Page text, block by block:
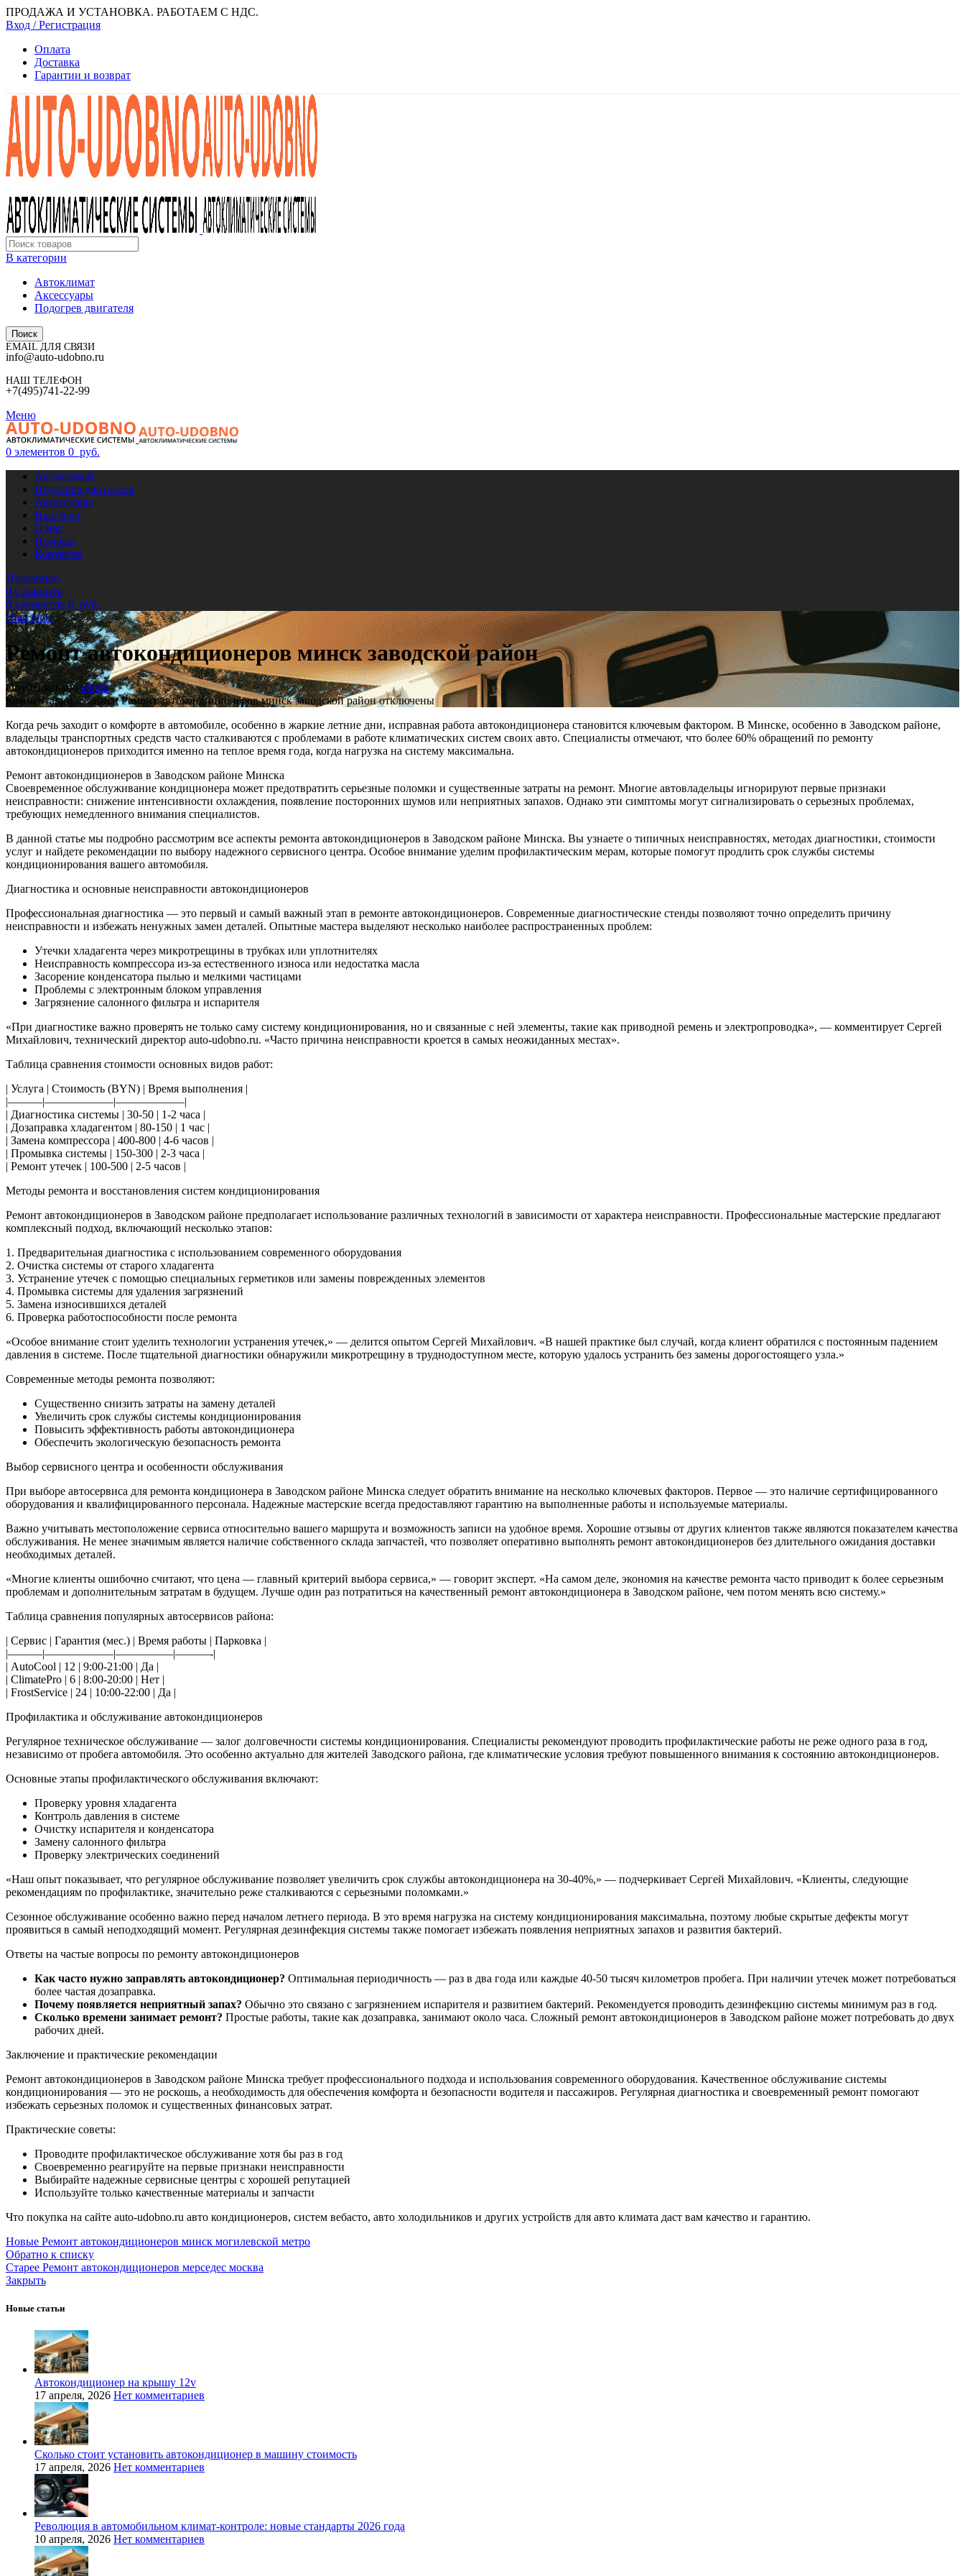
ПРОДАЖА И УСТАНОВКА. РАБОТАЕМ С НДС.
Вход / Регистрация
Оплата
Доставка
Гарантии и возврат
В категории
Автоклимат
Аксессуары
Подогрев двигателя
Поиск
EMAIL ДЛЯ СВЯЗИ
info@auto-udobno.ru
НАШ ТЕЛЕФОН
+7(495)741-22-99
Меню
0 элементов 0 руб.
Автоклимат
Подогрев двигателя
Аксессуары
Наш блог
О нас
Помощь
Контакты
Избранное
0 Сравнить
0 элементов 0 руб.
Наш блог
Ремонт автокондиционеров минск заводской район
Опубликовано admin
Комментарии к записи Ремонт автокондиционеров минск заводской районотключены
Когда речь заходит о комфорте в автомобиле, особенно в жаркие летние дни, исправная работа автокондиционера становится ключевым фактором. В Минске, особенно в Заводском районе,
владельцы транспортных средств часто сталкиваются с проблемами в работе климатических систем своих авто. Специалисты отмечают, что более 60% обращений по ремонту
автокондиционеров приходится именно на теплое время года, когда нагрузка на систему максимальна.
Ремонт автокондиционеров в Заводском районе Минска
Своевременное обслуживание кондиционера может предотвратить серьезные поломки и существенные затраты на ремонт. Многие автовладельцы игнорируют первые признаки
неисправности: снижение интенсивности охлаждения, появление посторонних шумов или неприятных запахов. Однако эти симптомы могут сигнализировать о серьезных проблемах,
требующих немедленного внимания специалистов.
В данной статье мы подробно рассмотрим все аспекты ремонта автокондиционеров в Заводском районе Минска. Вы узнаете о типичных неисправностях, методах диагностики, стоимости
услуг и найдете рекомендации по выбору надежного сервисного центра. Особое внимание уделим профилактическим мерам, которые помогут продлить срок службы системы
кондиционирования вашего автомобиля.
Диагностика и основные неисправности автокондиционеров
Профессиональная диагностика — это первый и самый важный этап в ремонте автокондиционеров. Современные диагностические стенды позволяют точно определить причину
неисправности и избежать ненужных замен деталей. Опытные мастера выделяют несколько наиболее распространенных проблем:
Утечки хладагента через микротрещины в трубках или уплотнителях
Неисправность компрессора из-за естественного износа или недостатка масла
Засорение конденсатора пылью и мелкими частицами
Проблемы с электронным блоком управления
Загрязнение салонного фильтра и испарителя
«При диагностике важно проверять не только саму систему кондиционирования, но и связанные с ней элементы, такие как приводной ремень и электропроводка», — комментирует Сергей
Михайлович, технический директор auto-udobno.ru. «Часто причина неисправности кроется в самых неожиданных местах».
Таблица сравнения стоимости основных видов работ:
| Услуга | Стоимость (BYN) | Время выполнения |
|———|——————|——————|
| Диагностика системы | 30-50 | 1-2 часа |
| Дозаправка хладагентом | 80-150 | 1 час |
| Замена компрессора | 400-800 | 4-6 часов |
| Промывка системы | 150-300 | 2-3 часа |
| Ремонт утечек | 100-500 | 2-5 часов |
Методы ремонта и восстановления систем кондиционирования
Ремонт автокондиционеров в Заводском районе предполагает использование различных технологий в зависимости от характера неисправности. Профессиональные мастерские предлагают
комплексный подход, включающий несколько этапов:
1. Предварительная диагностика с использованием современного оборудования
2. Очистка системы от старого хладагента
3. Устранение утечек с помощью специальных герметиков или замены поврежденных элементов
4. Промывка системы для удаления загрязнений
5. Замена износившихся деталей
6. Проверка работоспособности после ремонта
«Особое внимание стоит уделить технологии устранения утечек,» — делится опытом Сергей Михайлович. «В нашей практике был случай, когда клиент обратился с постоянным падением
давления в системе. После тщательной диагностики обнаружили микротрещину в труднодоступном месте, которую удалось устранить без замены дорогостоящего узла.»
Современные методы ремонта позволяют:
Существенно снизить затраты на замену деталей
Увеличить срок службы системы кондиционирования
Повысить эффективность работы автокондиционера
Обеспечить экологическую безопасность ремонта
Выбор сервисного центра и особенности обслуживания
При выборе автосервиса для ремонта кондиционера в Заводском районе Минска следует обратить внимание на несколько ключевых факторов. Первое — это наличие сертифицированного
оборудования и квалифицированного персонала. Надежные мастерские всегда предоставляют гарантию на выполненные работы и используемые материалы.
Важно учитывать местоположение сервиса относительно вашего маршрута и возможность записи на удобное время. Хорошие отзывы от других клиентов также являются показателем качества
обслуживания. Не менее значимым является наличие собственного склада запчастей, что позволяет оперативно выполнять ремонт автокондиционеров без длительного ожидания доставки
необходимых деталей.
«Многие клиенты ошибочно считают, что цена — главный критерий выбора сервиса,» — говорит эксперт. «На самом деле, экономия на качестве ремонта часто приводит к более серьезным
проблемам и дополнительным затратам в будущем. Лучше один раз потратиться на качественный ремонт автокондиционера в Заводском районе, чем потом менять всю систему.»
Таблица сравнения популярных автосервисов района:
| Сервис | Гарантия (мес.) | Время работы | Парковка |
|———|——————|—————|———-|
| AutoCool | 12 | 9:00-21:00 | Да |
| ClimatePro | 6 | 8:00-20:00 | Нет |
| FrostService | 24 | 10:00-22:00 | Да |
Профилактика и обслуживание автокондиционеров
Регулярное техническое обслуживание — залог долговечности системы кондиционирования. Специалисты рекомендуют проводить профилактические работы не реже одного раза в год,
независимо от пробега автомобиля. Это особенно актуально для жителей Заводского района, где климатические условия требуют повышенного внимания к состоянию автокондиционеров.
Основные этапы профилактического обслуживания включают:
Проверку уровня хладагента
Контроль давления в системе
Очистку испарителя и конденсатора
Замену салонного фильтра
Проверку электрических соединений
«Наш опыт показывает, что регулярное обслуживание позволяет увеличить срок службы автокондиционера на 30-40%,» — подчеркивает Сергей Михайлович. «Клиенты, следующие
рекомендациям по профилактике, значительно реже сталкиваются с серьезными поломками.»
Сезонное обслуживание особенно важно перед началом летнего периода. В это время нагрузка на систему кондиционирования максимальна, поэтому любые скрытые дефекты могут
проявиться в самый неподходящий момент. Регулярная дезинфекция системы также помогает избежать появления неприятных запахов и развития бактерий.
Ответы на частые вопросы по ремонту автокондиционеров
Как часто нужно заправлять автокондиционер? Оптимальная периодичность — раз в два года или каждые 40-50 тысяч километров пробега. При наличии утечек может потребоваться
более частая дозаправка.
Почему появляется неприятный запах? Обычно это связано с загрязнением испарителя и развитием бактерий. Рекомендуется проводить дезинфекцию системы минимум раз в год.
Сколько времени занимает ремонт? Простые работы, такие как дозаправка, занимают около часа. Сложный ремонт автокондиционеров в Заводском районе может потребовать до двух
рабочих дней.
Заключение и практические рекомендации
Ремонт автокондиционеров в Заводском районе Минска требует профессионального подхода и использования современного оборудования. Качественное обслуживание системы
кондиционирования — это не роскошь, а необходимость для обеспечения комфорта и безопасности водителя и пассажиров. Регулярная диагностика и своевременный ремонт помогают
избежать серьезных поломок и существенных финансовых затрат.
Практические советы:
Проводите профилактическое обслуживание хотя бы раз в год
Своевременно реагируйте на первые признаки неисправности
Выбирайте надежные сервисные центры с хорошей репутацией
Используйте только качественные материалы и запчасти
Что покупка на сайте auto-udobno.ru авто кондиционеров, систем вебасто, авто холодильников и других устройств для авто климата даст вам качество и гарантию.
Новые Ремонт автокондиционеров минск могилевской метро
Обратно к списку
Старее Ремонт автокондиционеров мерседес москва
Закрыть
Новые статьи
Автокондиционер на крышу 12v
17 апреля, 2026 Нет комментариев
Сколько стоит установить автокондиционер в машину стоимость
17 апреля, 2026 Нет комментариев
Революция в автомобильном климат-контроле: новые стандарты 2026 года
10 апреля, 2026 Нет комментариев